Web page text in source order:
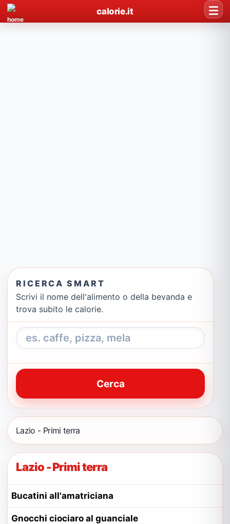
calorie.it
RICERCA SMART
Scrivi il nome dell'alimento o della bevanda e
trova subito le calorie.
Cerca
Lazio - Primi terra
Lazio - Primi terra
Bucatini all'amatriciana
Gnocchi ciociaro al guanciale